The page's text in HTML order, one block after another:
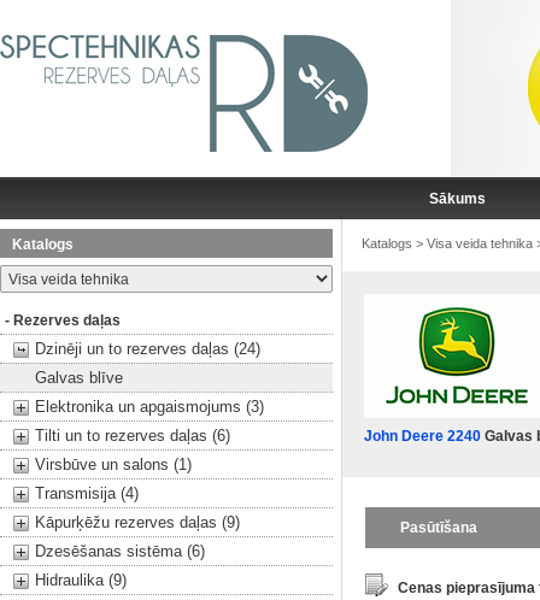
Sākums
Katalogs
- Rezerves daļas
Dzinēji un to rezerves daļas (24)
Galvas blīve
Elektronika un apgaismojums (3)
Tilti un to rezerves daļas (6)
Virsbūve un salons (1)
Transmisija (4)
Kāpurķēžu rezerves daļas (9)
Dzesēšanas sistēma (6)
Hidraulika (9)
Katalogs > Visa veida tehnika
John Deere 2240 Galvas
Pasūtīšana
Cenas pieprasījuma